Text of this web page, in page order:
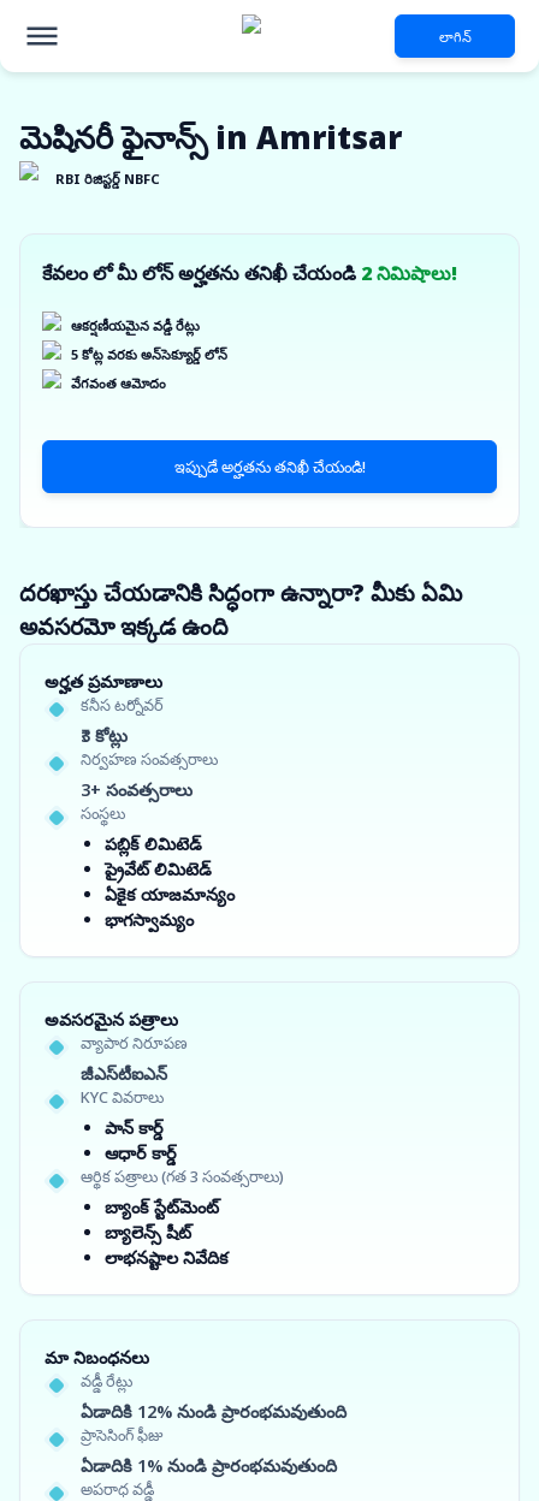
లాగిన్
మెషినరీ ఫైనాన్స్ in Amritsar
RBI రిజిస్టర్డ్ NBFC
కేవలం లో మీ లోన్ అర్హతను తనిఖీ చేయండి 2 నిమిషాలు!
ఆకర్షణీయమైన వడ్డీ రేట్లు
5 కోట్ల వరకు అన్‌సెక్యూర్డ్ లోన్
వేగవంత ఆమోదం
ఇప్పుడే అర్హతను తనిఖీ చేయండి!
దరఖాస్తు చేయడానికి సిద్ధంగా ఉన్నారా? మీకు ఏమి
అవసరమో ఇక్కడ ఉంది
అర్హత ప్రమాణాలు
కనీస టర్నోవర్
₹3 కోట్లు
నిర్వహణ సంవత్సరాలు
3+ సంవత్సరాలు
సంస్థలు
పబ్లిక్ లిమిటెడ్
ప్రైవేట్ లిమిటెడ్
ఏకైక యాజమాన్యం
భాగస్వామ్యం
అవసరమైన పత్రాలు
వ్యాపార నిరూపణ
జీఎస్‌టీఐఎన్
KYC వివరాలు
పాన్ కార్డ్
ఆధార్ కార్డ్
ఆర్థిక పత్రాలు (గత 3 సంవత్సరాలు)
బ్యాంక్ స్టేట్‌మెంట్
బ్యాలెన్స్ షీట్
లాభనష్టాల నివేదిక
మా నిబంధనలు
వడ్డీ రేట్లు
ఏడాదికి 12% నుండి ప్రారంభమవుతుంది
ప్రాసెసింగ్ ఫీజు
ఏడాదికి 1% నుండి ప్రారంభమవుతుంది
అపరాధ వడ్డీ